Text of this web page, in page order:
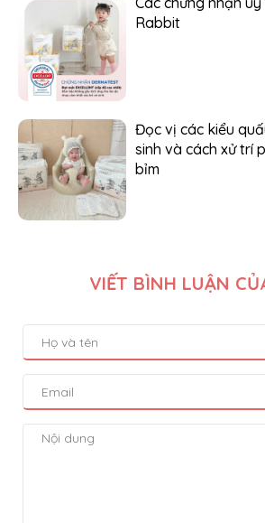
Rabbit
Đọc vị các kiểu
sinh và cách xử trí
bỉm
VIẾT BÌNH LUẬN